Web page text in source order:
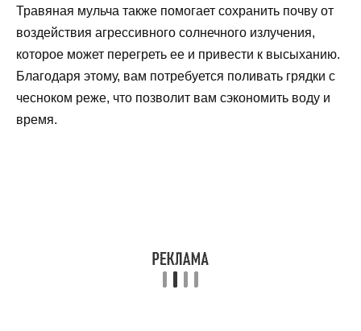
Травяная мульча также помогает сохранить почву от
воздействия агрессивного солнечного излучения,
которое может перегреть ее и привести к высыханию.
Благодаря этому, вам потребуется поливать грядки с
чесноком реже, что позволит вам сэкономить воду и
время.